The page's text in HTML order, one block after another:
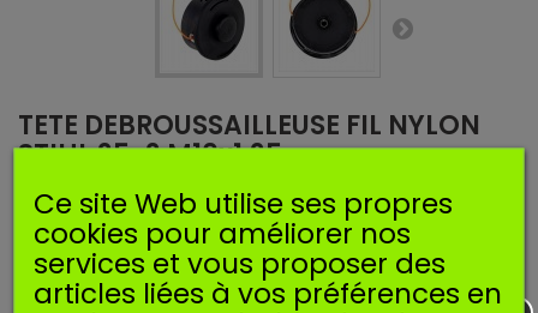
TETE DEBROUSSAILLEUSE FIL NYLON
STIHL 25-2 M10x1,25
RéférenceSTETSTL252B Manufacturer:SOSMEMBRANES
EAN13: 3665634005769
Tête complète double fil adaptable modèle AUTOCUT 25-2
Ce site Web utilise ses propres
cookies pour améliorer nos
services et vous proposer des
articles liées à vos préférences en